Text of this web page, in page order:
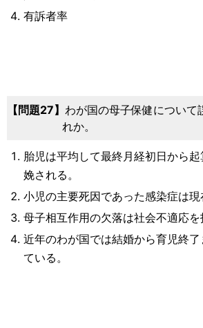
有訴者率
27
わが国の母子保健について
れか。
胎児は平均して最終月経初日から
娩される。
小児の主要死因であった感染症は現
母子相互作用の欠落は社会不適応を
近年のわが国では結婚から育児終
ている。